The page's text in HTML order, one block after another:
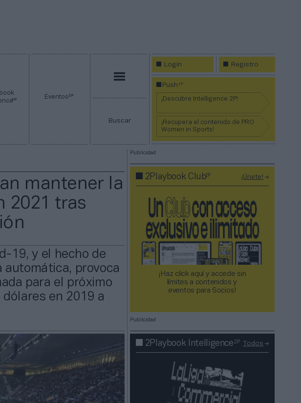
2P Eventos2P
Buscar
Login Registro
Push2P
¡Descubre Intelligence 2P!
¡Recupera el contenido de PRO
Women in Sports!
mantener la
2021 tras
19, y el hecho de
automática, provoca
para el próximo
en 2019 a
Publicidad
2Playbook Club2P ¡Únete!
¡Haz click aquí y accede sin
límites a contenidos y
eventos para Socios!​​​​​​​
Publicidad
2Playbook Intelligence2P Todos